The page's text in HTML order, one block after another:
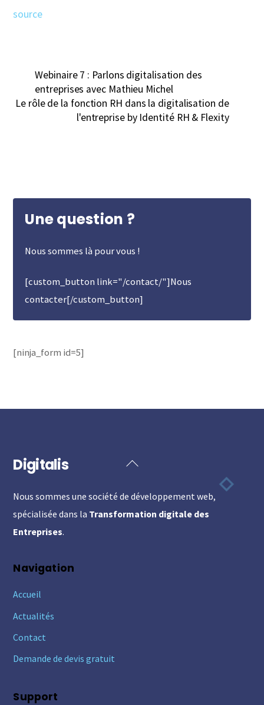
source
Webinaire 7 : Parlons digitalisation des
entreprises avec Mathieu Michel
Le rôle de la fonction RH dans la digitalisation de
l'entreprise by Identité RH & Flexity
Une question ?
Nous sommes là pour vous !
[custom_button link="/contact/"]Nous
contacter[/custom_button]
[ninja_form id=5]
Back
Top
Digitalis
Nous sommes une société de développement web,
spécialisée dans la Transformation digitale des
Entreprises.
Navigation
Accueil
Actualités
Contact
Demande de devis gratuit
Support